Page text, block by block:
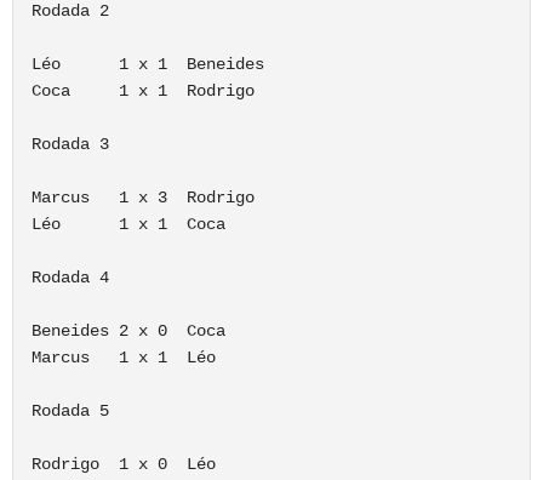
Rodada 2
Léo      1 x 1  Beneides
Coca     1 x 1  Rodrigo
Rodada 3
Marcus   1 x 3  Rodrigo
Léo      1 x 1  Coca
Rodada 4
Beneides 2 x 0  Coca
Marcus   1 x 1  Léo
Rodada 5
Rodrigo  1 x 0  Léo